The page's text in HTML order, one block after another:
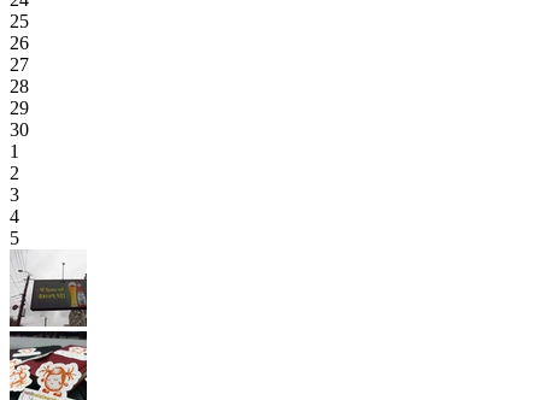
25
26
27
28
29
30
1
2
3
4
5